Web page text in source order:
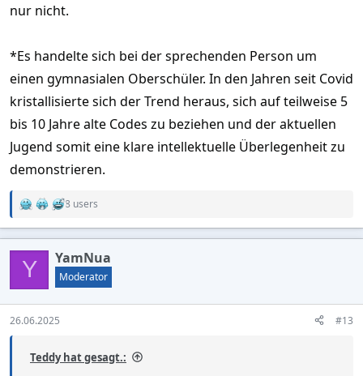
nur nicht.
*Es handelte sich bei der sprechenden Person um
einen gymnasialen Oberschüler. In den Jahren seit Covid
kristallisierte sich der Trend heraus, sich auf teilweise 5
bis 10 Jahre alte Codes zu beziehen und der aktuellen
Jugend somit eine klare intellektuelle Überlegenheit zu
demonstrieren.
R
c
o
:
8 users
Y YamNua
Moderator
26.06.2025 #13
Teddy hat gesagt.: